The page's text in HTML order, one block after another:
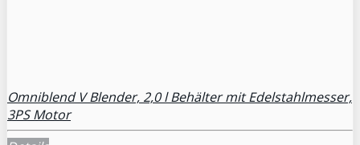
Omniblend V Blender, 2,0 l Behälter mit Edelstahlmesser,
3PS Motor